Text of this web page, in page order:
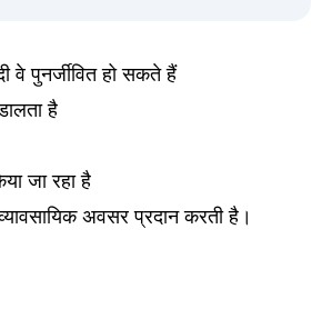
वे पुनर्जीवित हो सकते हैं
है
जा रहा है
अवसर प्रदान करती है।